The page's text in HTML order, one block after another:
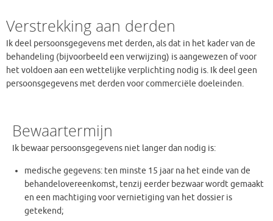
Verstrekking aan derden
Ik deel persoonsgegevens met derden, als dat in het kader van de
behandeling (bijvoorbeeld een verwijzing) is aangewezen of voor
het voldoen aan een wettelijke verplichting nodig is. Ik deel geen
persoonsgegevens met derden voor commerciële doeleinden.
Bewaartermijn
Ik bewaar persoonsgegevens niet langer dan nodig is:
medische gegevens: ten minste 15 jaar na het einde van de
behandelovereenkomst, tenzij eerder bezwaar wordt gemaakt
en een machtiging voor vernietiging van het dossier is
getekend;